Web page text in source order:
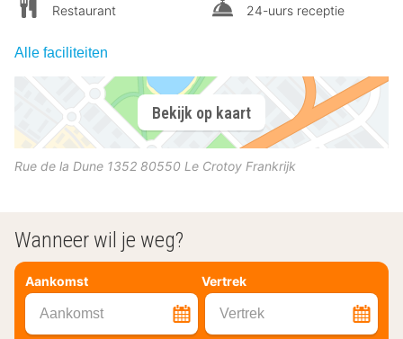
Restaurant
24-uurs receptie
Alle faciliteiten
Bekijk op kaart
Rue de la Dune 1352 80550 Le Crotoy Frankrijk
Wanneer wil je weg?
Aankomst Vertrek
Aankomst Vertrek